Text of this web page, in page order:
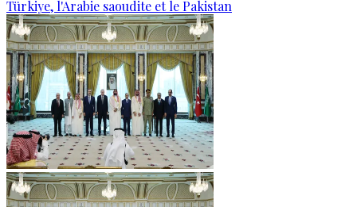
Türkiye, l'Arabie saoudite et le Pakistan